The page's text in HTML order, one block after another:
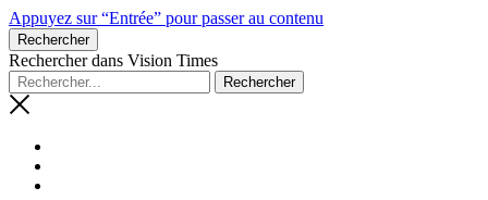
Appuyez sur “Entrée” pour passer au contenu
Rechercher
Rechercher dans Vision Times